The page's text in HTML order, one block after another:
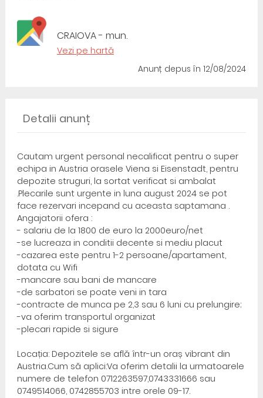
CRAIOVA - mun.
Vezi pe hartă
Anunț depusîn 12/08/2024
Detalii anunț
Cautam urgent personal necalificat pentru o super
echipa in Austria orasele Viena si Eisenstadt, pentru
depozite struguri, la sortat verificat si ambalat
.Plecarile sunt urgente in luna august 2024 se pot
face rezervari incepand cu aceasta saptamana .
Angajatorii ofera :
- salariu de la 1800 de euro la 2000euro/net
-se lucreaza in conditii decente si mediu placut
-cazarea este pentru 1-2 persoane/apartament,
dotata cu Wifi
-mancare sau bani de mancare
-de sarbatori se poate veni in tara
-contracte de munca pe 2,3 sau 6 luni cu prelungire;
-va oferim transportul organizat
-plecari rapide si sigure
Locația: Depozitele se află într-un oraș vibrant din
Austria.Cum să aplici:Va oferim detalii la urmatoarele
numere de telefon 0712263597,0743331666 sau
0749514066, 0742855703 intre orele 09-17.